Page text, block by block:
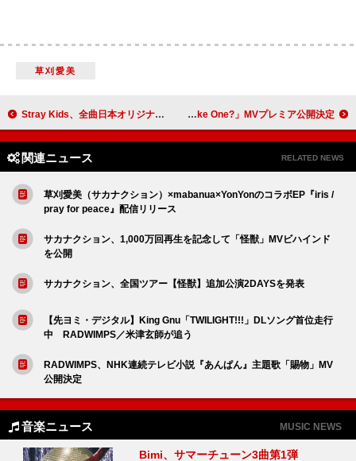
草刈愛美
Stray Kids、全曲日本オリジナル楽曲となるミニアルバム『Hollow』メインビジュアル＆ジャケット公開 Travis Japan、4/28配信リリース「Would You Like One?」MVプレミア公開決定
関連ニュース RELATED NEWS
草刈愛美（サカナクション）×mabanua×YonYonのコラボEP『iris /
pray for peace』配信リリース
サカナクション、1,000万回再生を記念して「怪獣」MVビハインド
を公開
サカナクション、全国ツアー【怪獣】追加公演2DAYSを発表
【先ヨミ・デジタル】King Gnu「TWILIGHT!!!」DLソング首位走行
中 RADWIMPS／米津玄師が追う
RADWIMPS、NHK連続テレビ小説『あんぱん』主題歌「賜物」MV
公開決定
音楽ニュース MUSIC NEWS
Bimi、サマーチューン3曲第1弾